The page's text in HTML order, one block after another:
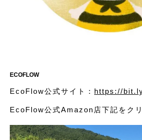
ECOFLOW
EcoFlow公式サイト： https://
EcoFlow公式Amazon店下記をク